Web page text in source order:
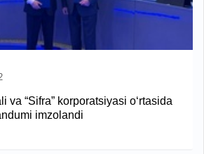
va “Sifra” korporatsiyasi o‘rtasida
imzolandi